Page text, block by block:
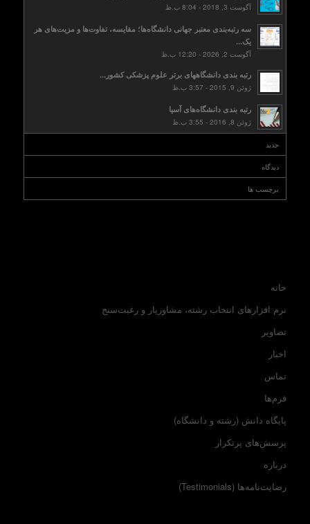
آگوست 3, 2018 - 8:04 ب.ظ
سه رتبه‌بندی معتبر جهانی دانشگاه‌ها؛ مقایسه، تفاوت‌ها و مزیت‌های هر
یک...
آگوست 2, 2026 - 12:20 ب.ظ
رتبه بندی دانشگاههای برتر علوم پزشکی کشور...
ژوئن 9, 2015 - 3:57 ب.ظ
رتبه بندی دانشگاه‌های آسیا
ژوئن 8, 2016 - 3:55 ب.ظ
جدید
دیدگاه
برچسب ها
خانه
نرم افزارهای انتخاب رشته، مشاوریار و رغبت‌سنج
تصاویر
اخبار
تماس
فرم‌ها
پایگاه دانش (رشته و دانشگاه)
پرسش‌های پرتکرار
درباره
رضایت‌نامه‌ها (Testimonials)